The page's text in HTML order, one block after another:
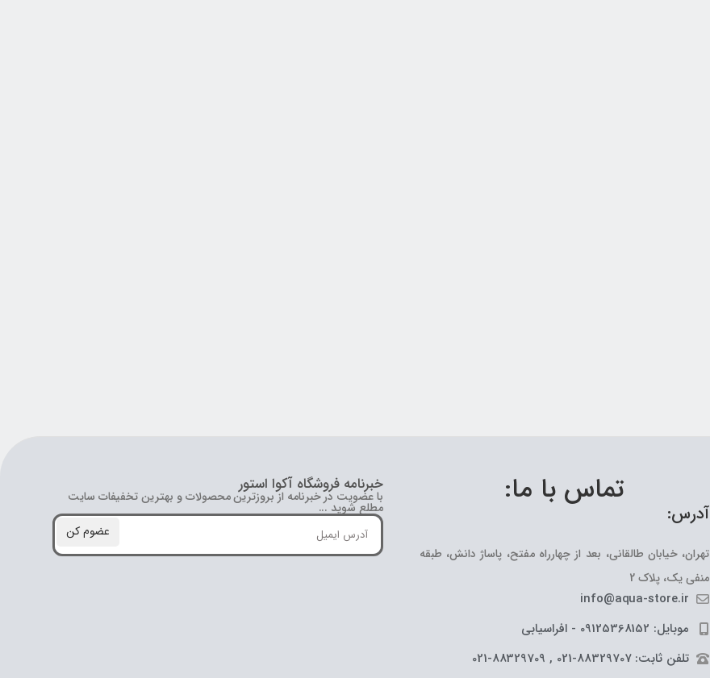
تماس با ما:
آدرس:
تهران، خیابان طالقانی، بعد از چهارراه مفتح، پاساژ دانش، طبقه
منفی یک، پلاک 2
info@aqua-store.ir
موبایل: 09125368152 - افراسیابی
تلفن ثابت: 88329707-021 , 88329709-021
خبرنامه فروشگاه آکوا استور
با عضویت در خبرنامه از بروز‌ترین محصولات و بهترین تخفیفات سایت
مطلع شوید ...
عضوم کن